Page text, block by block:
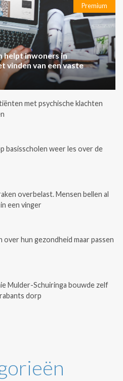
Premium
inwoners in
vinden van een vaste
met psychische klachten
basisscholen weer les over de
overbelast. Mensen bellen al
een vinger
over hun gezondheid maar passen
Mulder-Schuiringa bouwde zelf
dorp